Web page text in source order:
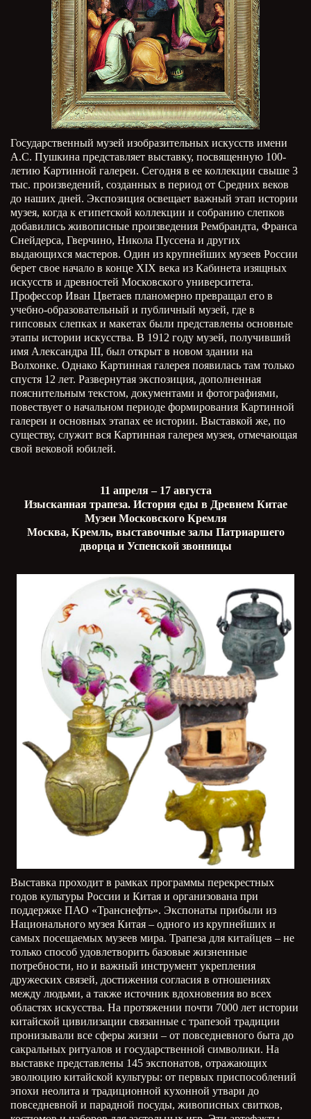
Государственный музей изобразительных искусств имени
А.С. Пушкина представляет выставку, посвященную 100-
летию Картинной галереи. Сегодня в ее коллекции свыше 3
тыс. произведений, созданных в период от Средних веков
до наших дней. Экспозиция освещает важный этап истории
музея, когда к египетской коллекции и собранию слепков
добавились живописные произведения Рембрандта, Франса
Снейдерса, Гверчино, Никола Пуссена и других
выдающихся мастеров. Один из крупнейших музеев России
берет свое начало в конце XIX века из Кабинета изящных
искусств и древностей Московского университета.
Профессор Иван Цветаев планомерно превращал его в
учебно-образовательный и публичный музей, где в
гипсовых слепках и макетах были представлены основные
этапы истории искусства. В 1912 году музей, получивший
имя Александра III, был открыт в новом здании на
Волхонке. Однако Картинная галерея появилась там только
спустя 12 лет. Развернутая экспозиция, дополненная
пояснительным текстом, документами и фотографиями,
повествует о начальном периоде формирования Картинной
галереи и основных этапах ее истории. Выставкой же, по
существу, служит вся Картинная галерея музея, отмечающая
свой вековой юбилей.
11 апреля – 17 августа
Изысканная трапеза. История еды в Древнем Китае
Музеи Московского Кремля
Москва, Кремль, выставочные залы Патриаршего
дворца и Успенской звонницы
Выставка проходит в рамках программы перекрестных
годов культуры России и Китая и организована при
поддержке ПАО «Транснефть». Экспонаты прибыли из
Национального музея Китая – одного из крупнейших и
самых посещаемых музеев мира. Трапеза для китайцев – не
только способ удовлетворить базовые жизненные
потребности, но и важный инструмент укрепления
дружеских связей, достижения согласия в отношениях
между людьми, а также источник вдохновения во всех
областях искусства. На протяжении почти 7000 лет истории
китайской цивилизации связанные с трапезой традиции
пронизывали все сферы жизни – от повседневного быта до
сакральных ритуалов и государственной символики. На
выставке представлены 145 экспонатов, отражающих
эволюцию китайской культуры: от первых приспособлений
эпохи неолита и традиционной кухонной утвари до
повседневной и парадной посуды, живописных свитков,